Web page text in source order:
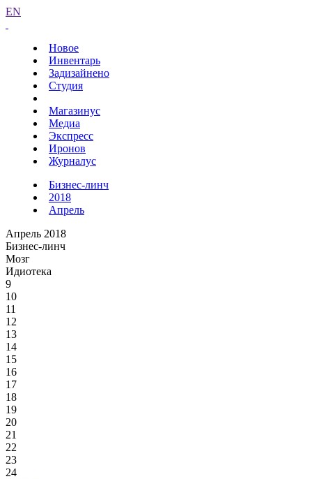
EN
Новое
Инвентарь
Задизайнено
Студия
Магазинус
Медиа
Экспресс
Иронов
Журналус
Бизнес-линч
2018
Апрель
Апрель 2018
Бизнес-линч
Мозг
Идиотека
9
10
11
12
13
14
15
16
17
18
19
20
21
22
23
24